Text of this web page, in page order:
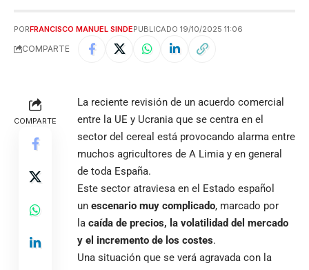
PORFRANCISCO MANUEL SINDEPUBLICADO 19/10/2025 11:06
COMPARTE
COMPARTE
La reciente revisión de un acuerdo comercial
entre la UE y Ucrania que se centra en el
sector del cereal está provocando alarma entre
muchos agricultores de A Limia y en general
de toda España.
Este sector atraviesa en el Estado español
un escenario muy complicado, marcado por
la caída de precios, la volatilidad del mercado
y el incremento de los costes.
Una situación que se verá agravada con la